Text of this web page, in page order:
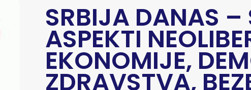
SRBIJA DANAS –
ASPEKTI
EKONOMIJE,
ZDRAVSTVA,